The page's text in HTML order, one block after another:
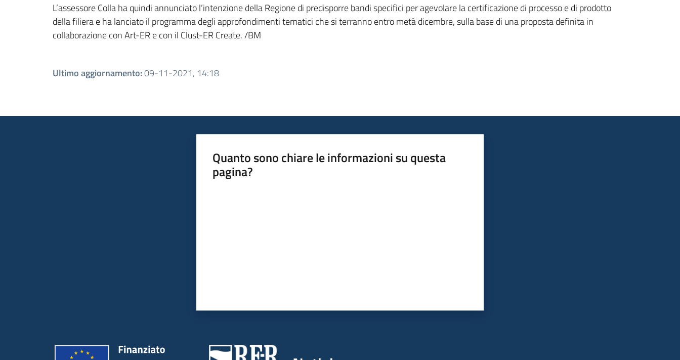
L’assessore Colla ha quindi annunciato l’intenzione della Regione di predisporre bandi specifici per agevolare la certificazione di processo e di prodotto
della filiera e ha lanciato il programma degli approfondimenti tematici che si terranno entro metà dicembre, sulla base di una proposta definita in
collaborazione con Art-ER e con il Clust-ER Create. /BM
Ultimo aggiornamento:09-11-2021, 14:18
Quanto sono chiare le informazioni su questa
pagina?